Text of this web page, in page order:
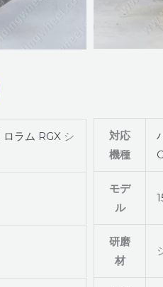
ロラム RGX シ
対応
機種
モデ
ル
研磨
材